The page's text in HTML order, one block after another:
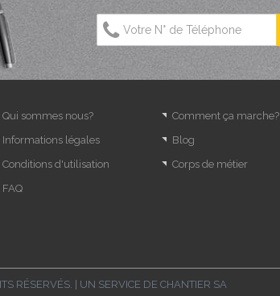
Qui sommes nous?
Informations légales
Conditions d'utilisation
FAQ
Comment ça marche?
Blog
Corps de métier
RÉSERVÉS. | UN SERVICE DE CHANTIER SA